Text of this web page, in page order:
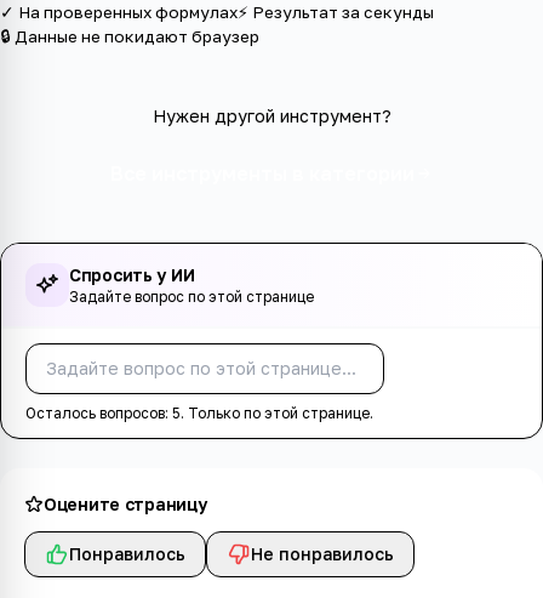
✓ На проверенных формулах⚡ Результат за секунды
🔒 Данные не покидают браузер
Нужен другой инструмент?
Спросить у ИИ
Задайте вопрос по этой странице
Осталось вопросов: 5. Только по этой странице.
Оцените страницу
Понравилось Не понравилось